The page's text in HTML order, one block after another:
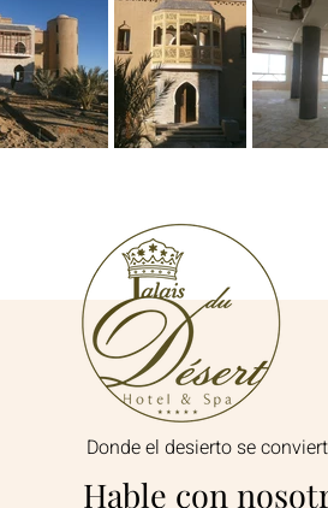
Donde el desierto se
Hable con